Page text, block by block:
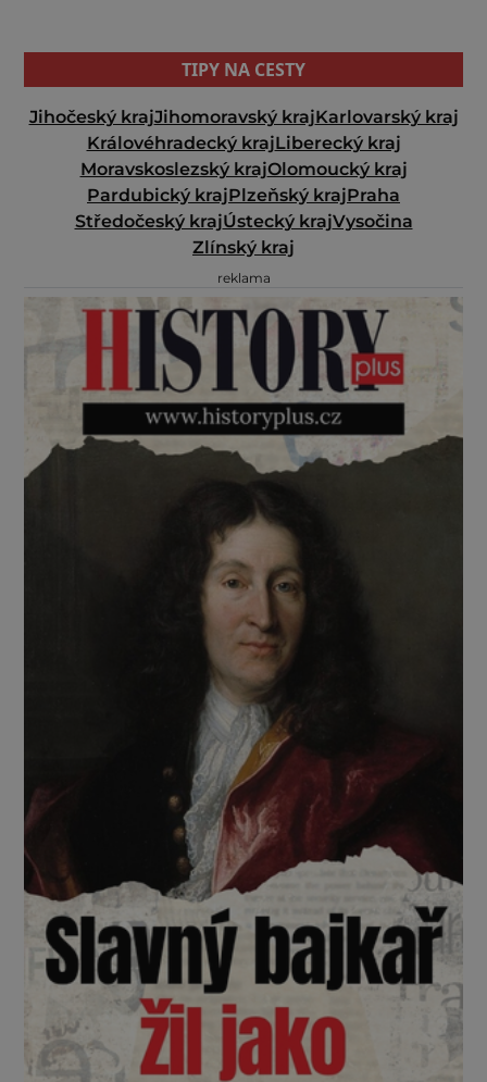
TIPY NA CESTY
Jihočeský krajJihomoravský krajKarlovarský kraj
Královéhradecký krajLiberecký kraj
Moravskoslezský krajOlomoucký kraj
Pardubický krajPlzeňský krajPraha
Středočeský krajÚstecký krajVysočina
Zlínský kraj
reklama